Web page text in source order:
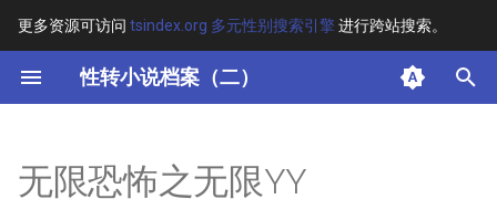
更多资源可访问 tsindex.org 多元性别搜索引擎进行跨站搜索。
性转小说档案（二）
键
开
无限恐怖之无限YY